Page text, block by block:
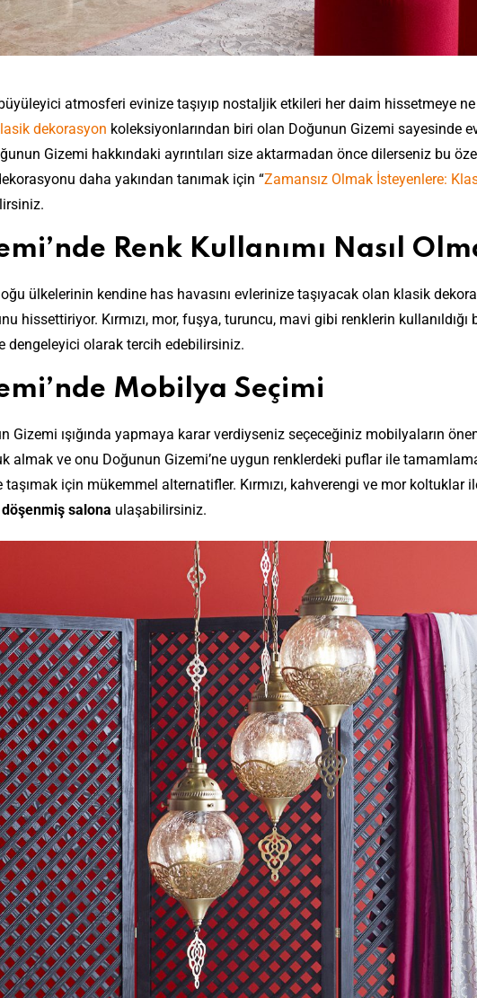
atmosferi evinize taşıyıp nostaljik etkileri her daim hissetmeye
dekorasyon koleksiyonlarından biri olan Doğunun Gizemi sayesinde
Gizemi hakkındaki ayrıntıları size aktarmadan önce dilerseniz bu
daha yakından tanımak için “Zamansız Olmak İsteyenlere:
Renk Kullanımı Nasıl
ülkelerinin kendine has havasını evlerinize taşıyacak olan klasik
hissettiriyor. Kırmızı, mor, fuşya, turuncu, mavi gibi renklerin kullanıldığı
dengeleyici olarak tercih edebilirsiniz.
Mobilya Seçimi
Gizemi ışığında yapmaya karar verdiyseniz seçeceğiniz mobilyaların
almak ve onu Doğunun Gizemi’ne uygun renklerdeki puflar ile
taşımak için mükemmel alternatifler. Kırmızı, kahverengi ve mor koltuklar
salona ulaşabilirsiniz.